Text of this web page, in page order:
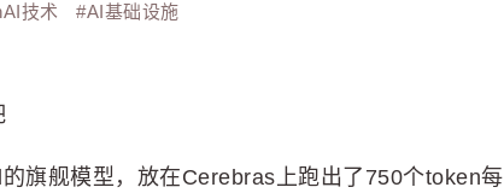
技术 #AI基础设施
旗舰模型，放在Cerebras上跑出了750个token每